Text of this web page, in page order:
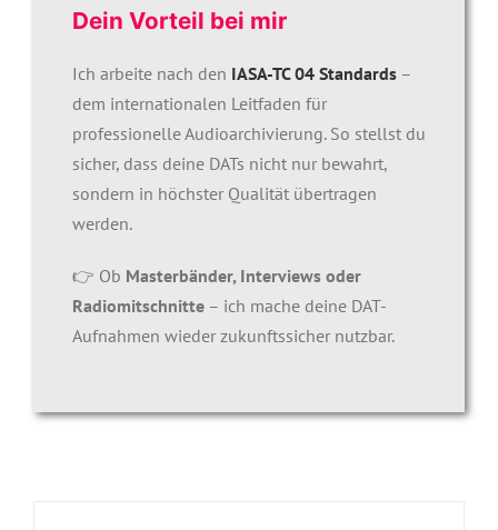
Dein Vorteil bei mir
Ich arbeite nach den IASA-TC 04 Standards–
dem internationalen Leitfaden für
professionelle Audioarchivierung. So stellst du
sicher, dass deine DATs nicht nur bewahrt,
sondern in höchster Qualität übertragen
werden.
👉 Ob Masterbänder, Interviews oder
Radiomitschnitte– ich mache deine DAT-
Aufnahmen wieder zukunftssicher nutzbar.